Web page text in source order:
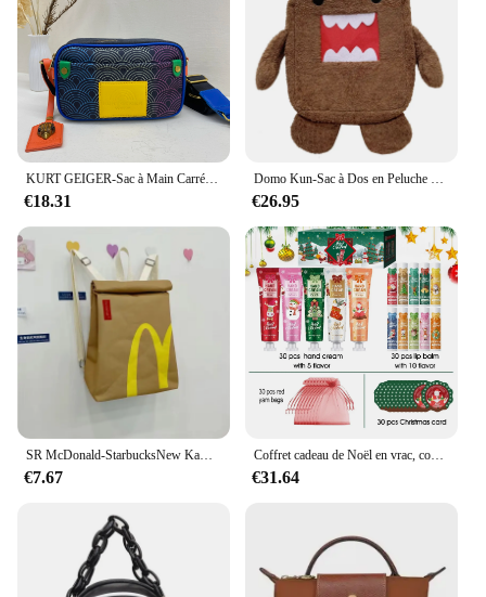
€18.31 €26.95
€7.67
Coffret cadeau de Noël en vrac, coussins à lèvres, crème pour les mains, cartes de Noël, sacs menstruels, distribution, 120 pièces par boîte
€31.64